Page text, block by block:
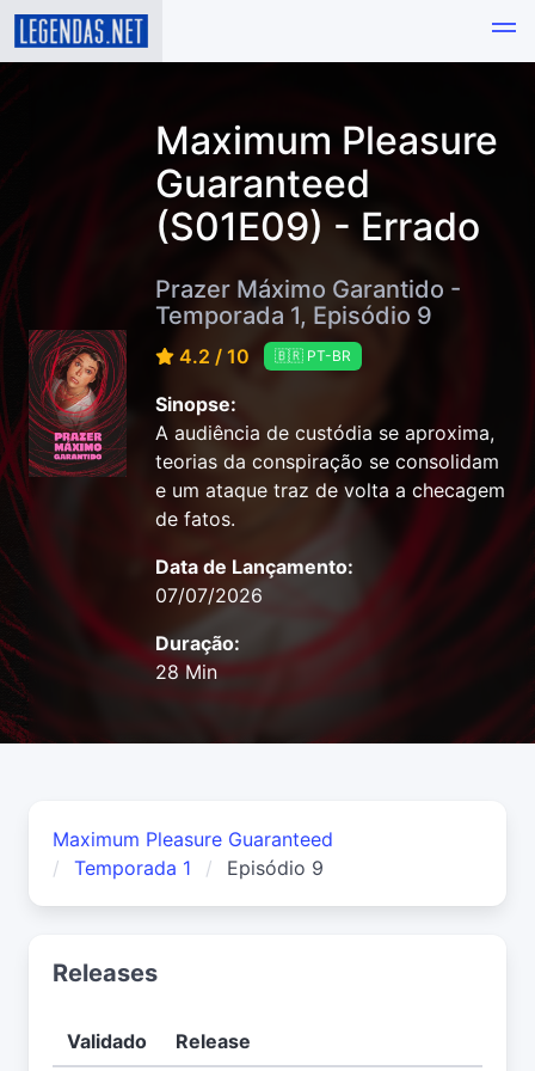
Maximum Pleasure
Guaranteed
(S01E09) - Errado
Prazer Máximo Garantido -
Temporada 1, Episódio 9
4.2 / 10 🇧🇷 PT-BR
Sinopse:
A audiência de custódia se aproxima,
teorias da conspiração se consolidam
e um ataque traz de volta a checagem
de fatos.
Data de Lançamento:
07/07/2026
Duração:
28 Min
Maximum Pleasure Guaranteed
Temporada 1
Episódio 9
Releases
Validado Release